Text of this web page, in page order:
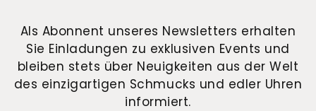
Als Abonnent unseres Newsletters erhalten
Sie Einladungen zu exklusiven Events und
bleiben stets über Neuigkeiten aus der Welt
des einzigartigen Schmucks und edler Uhren
informiert.